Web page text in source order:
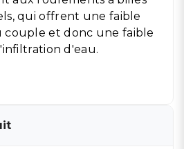
qui offrent une faible
couple et donc une faible
d'eau.